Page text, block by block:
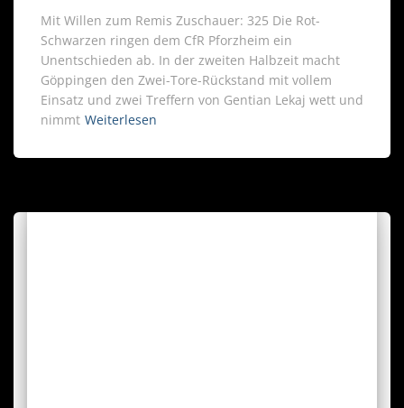
Mit Willen zum Remis Zuschauer: 325 Die Rot-
Schwarzen ringen dem CfR Pforzheim ein
Unentschieden ab. In der zweiten Halbzeit macht
Göppingen den Zwei-Tore-Rückstand mit vollem
Einsatz und zwei Treffern von Gentian Lekaj wett und
nimmt Weiterlesen